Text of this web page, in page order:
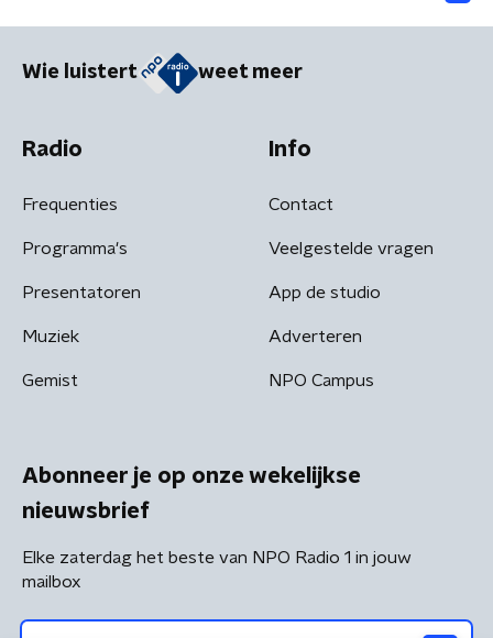
Wie luistert weet meer
Radio
Frequenties
Programma's
Presentatoren
Muziek
Gemist
Info
Contact
Veelgestelde vragen
App de studio
Adverteren
NPO Campus
Abonneer je op onze wekelijkse
nieuwsbrief
Elke zaterdag het beste van NPO Radio 1 in jouw
mailbox